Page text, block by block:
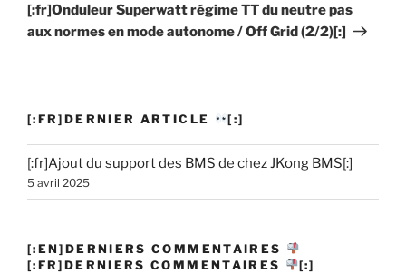
[:fr]Onduleur Superwatt régime TT du neutre pas
aux normes en mode autonome / Off Grid (2/2)[:]
[:FR]DERNIER ARTICLE [:]
[:fr]Ajout du support des BMS de chez JKong BMS[:]
5 avril 2025
[:EN]DERNIERS COMMENTAIRES
[:FR]DERNIERS COMMENTAIRES
[:]